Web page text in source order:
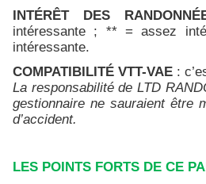
INTÉRÊT DES
intéressante ; ** = assez
intéressante.
COMPATIBILITÉ VTT-VAE :
La responsabilité de LTD
gestionnaire ne sauraient être
d’accident.
LES POINTS FORTS DE CE